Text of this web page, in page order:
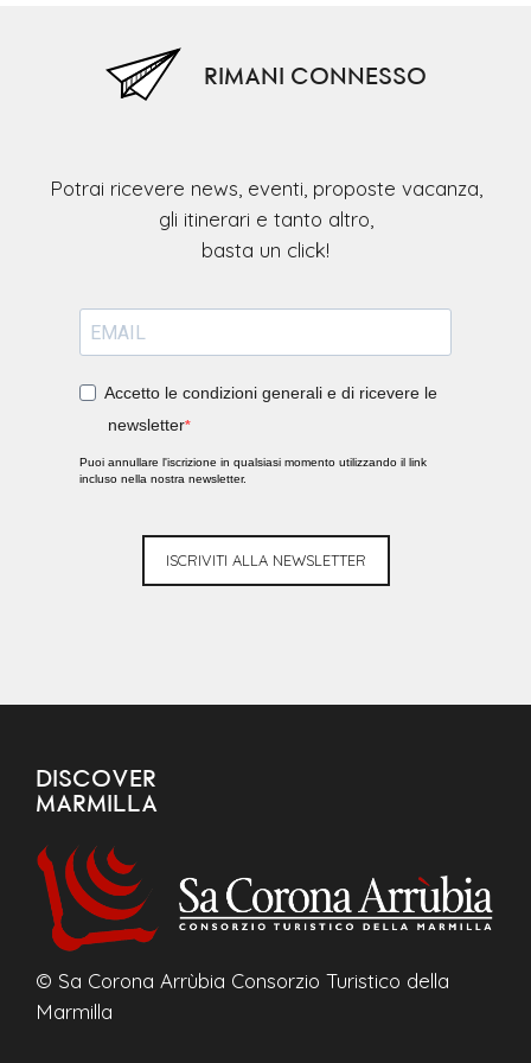
RIMANI CONNESSO
Potrai ricevere news, eventi, proposte vacanza,
gli itinerari e tanto altro,
Accetto le condizioni generali e di ricevere le
newsletter
Puoi annullare l'iscrizione in qualsiasi momento utilizzando il link
incluso nella nostra newsletter.
ISCRIVITI ALLA NEWSLETTER
DISCOVER
MARMILLA
© Sa Corona Arrùbia Consorzio Turistico della
Marmilla